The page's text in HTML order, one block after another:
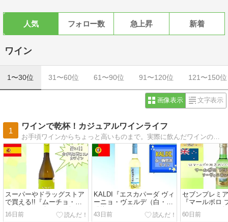
人気 フォロー数 急上昇 新着
ワイン
1〜30位 31〜60位 61〜90位 91〜120位 121〜150位
画像表示 文字表示
1
ワインで乾杯！カジュアルワインライフ
お手頃ワインからちょっと高いものまで。実際に飲んだワインのレビューとワインに合う料理＆おつまみを紹介。大好きなカルディファームの商品も載せます♪◆好きなテイスト◆カリフォルニア・リオハ
スーパーやドラッグストア
で買える!!『ムーチョ・マ
ス ブランコ(白)』レビュー
16日前
KALDI『エスカパーダ ヴィ
ーニョ・ヴェルデ（白・微
発泡）』レビュー
43日前
セブンプレミ
『マールボロ
ァレー ソーヴ
ラン(白)』レビ
60日前